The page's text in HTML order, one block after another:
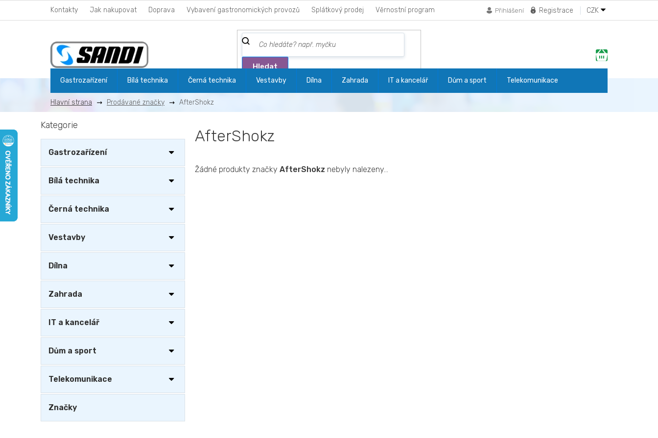
obsah
Kontakty Jak nakupovat Doprava Vybavení gastronomických provozů Splátkový prodej Věrnostní program CZK
Registrace
Přihlášení
Hledat
Nákupní
košík
Gastrozařízení Bílá technika Černá technika Vestavby Dílna Zahrada IT a kancelář Dům a sport Telekomunikace
Prodávané značky AfterShokz
o
s
a
n
a
Přeskočit
Kategorie
Gastrozařízení
Bílá technika
Černá technika
Vestavby
Dílna
Zahrada
IT a kancelář
Dům a sport
Telekomunikace
Značky
AfterShokz
Žádné produkty značky AfterShokz nebyly nalezeny...